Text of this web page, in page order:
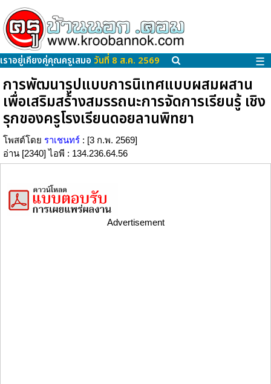
เราอยู่เคียงคู่คุณครูเสมอ วันที่ 8 ส.ค. 2569 ☰
การพัฒนารูปแบบการนิเทศแบบผสมผสาน
เพื่อเสริมสร้างสมรรถนะการจัดการเรียนรู้ เชิง
รุกของครูโรงเรียนดอยลานพิทยา
โพสต์โดย ราเชนทร์ : [3 ก.พ. 2569]
อ่าน [2340] ไอพี : 134.236.64.56
Advertisement